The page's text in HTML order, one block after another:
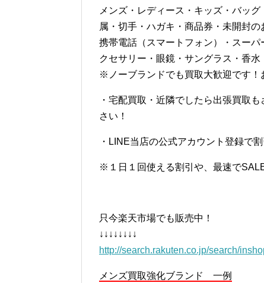
メンズ・レディース・キッズ・バッ
属・切手・ハガキ・商品券・未開封の
携帯電話（スマートフォン）・スー
クセサリー・眼鏡・サングラス・香水
※ノーブランドでも買取大歓迎です！
・宅配買取・近隣でしたら出張買取
さい！
・LINE当店の公式アカウント登録で
※１日１回使える割引や、最速で
只今楽天市場でも販売中！